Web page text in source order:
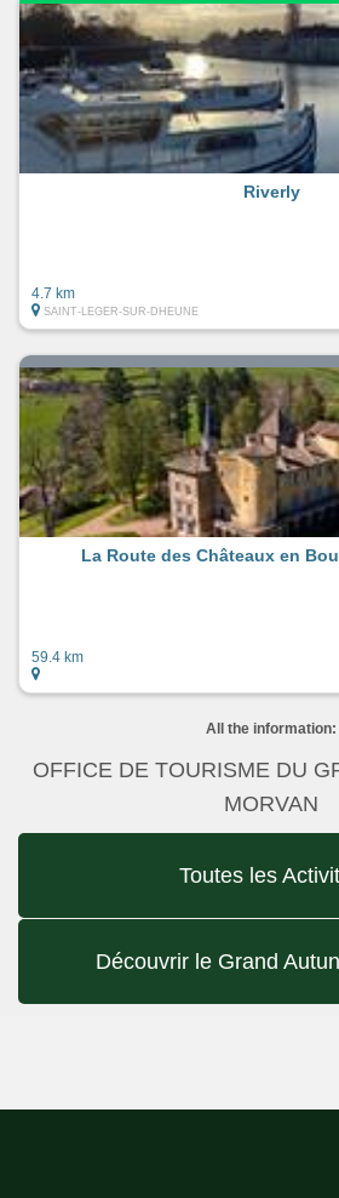
Riverly
4.7 km
SAINT-LEGER-SUR-DHEUNE
La Route des Châteaux en
59.4 km
All the information:
OFFICE DE TOURISME DU
MORVAN
Toutes les
Découvrir le Grand